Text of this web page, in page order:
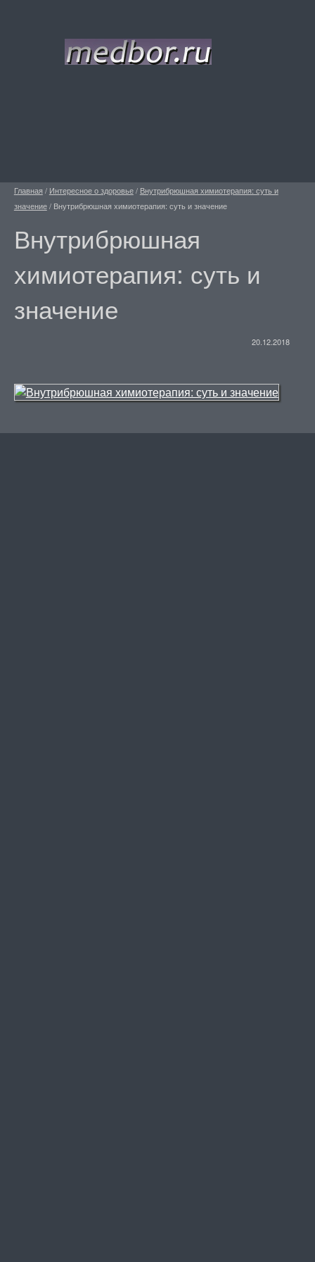
Главная / Интересное о здоровье/ Внутрибрюшная химиотерапия: суть и
значение/ Внутрибрюшная химиотерапия: суть и значение
Внутрибрюшная
химиотерапия: суть и
значение
20.12.2018